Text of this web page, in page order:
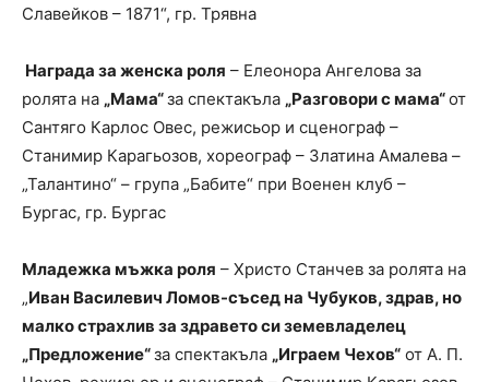
Славейков – 1871“, гр. Трявна
Награда за женска роля – Елеонора Ангелова за
ролята на „Мама“за спектакъла „Разговори с мама“от
Сантяго Карлос Овес, режисьор и сценограф –
Станимир Карагьозов, хореограф – Златина Амалева –
„Талантино“ – група „Бабите“ при Военен клуб –
Бургас, гр. Бургас
Младежка мъжка роля – Христо Станчев за ролята на
„Иван Василевич Ломов-съсед на Чубуков, здрав, но
малко страхлив за здравето си земевладелец
„Предложение“за спектакъла „Играем Чехов“ от А. П.